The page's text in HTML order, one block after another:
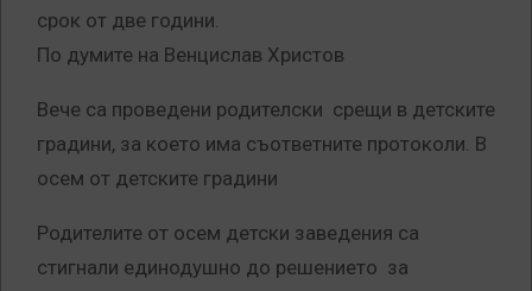
срок от две години.
По думите на Венцислав Христов
Вече са проведени родителски срещи в детските
градини, за което има съответните протоколи. В
осем от детските градини
Родителите от осем детски заведения са
стигнали единодушно до решението за